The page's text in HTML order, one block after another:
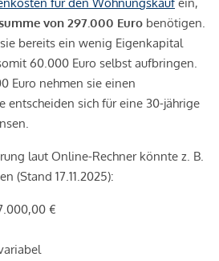
von 297.000 Euro benötigen.
bereits ein wenig Eigenkapital
60.000 Euro selbst aufbringen.
Euro nehmen sie einen
entscheiden sich für eine 30-jährige
laut Online-Rechner könnte z. B.
(Stand 17.11.2025):
€